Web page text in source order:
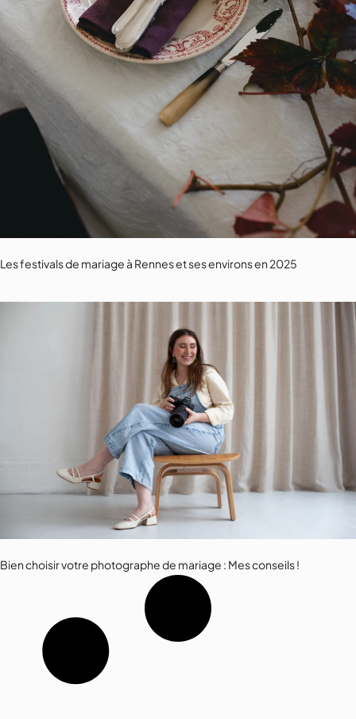
Les festivals de mariage à Rennes et ses environs en 2025
Bien choisir votre photographe de mariage : Mes conseils !